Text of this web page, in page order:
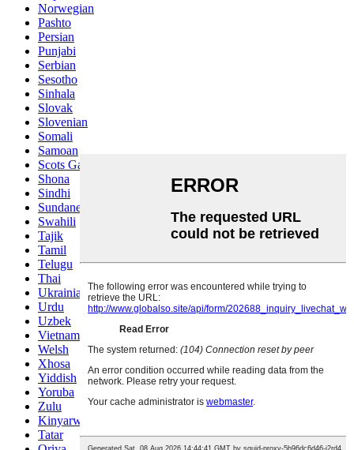
Norwegian
Pashto
Persian
Punjabi
Serbian
Sesotho
Sinhala
Slovak
Slovenian
Somali
Samoan
Scots Gaelic
Shona
Sindhi
Sundanese
Swahili
Tajik
Tamil
Telugu
Thai
Ukrainian
Urdu
Uzbek
Vietnamese
Welsh
Xhosa
Yiddish
Yoruba
Zulu
Kinyarwanda
Tatar